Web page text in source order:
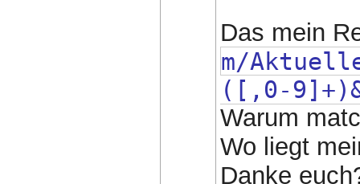
Das mein
m/
([,0-
Warum
Wo liegt
Danke